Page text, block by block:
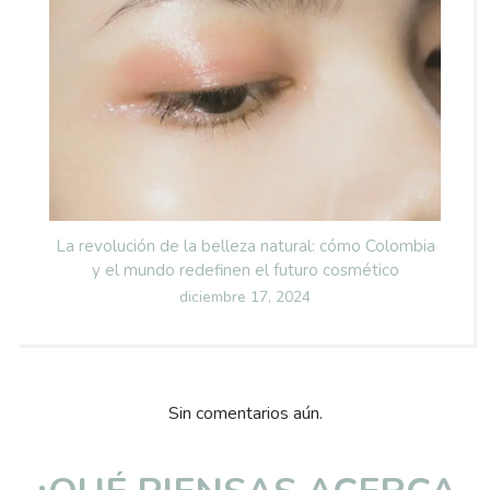
La revolución de la belleza natural: cómo Colombia
y el mundo redefinen el futuro cosmético
Posted
diciembre 17, 2024
Sin comentarios aún.